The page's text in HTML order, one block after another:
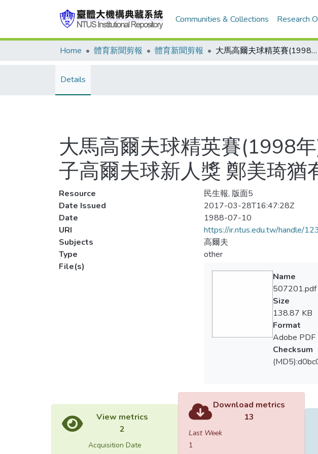
Communities & Collections Research
Home 體育新聞剪報 體育新聞剪報 大馬高爾夫球精英賽(1998年) 群雄肉搏戰 何明忠第二/摘美國女子高爾夫球新人獎 鄭美琦猶有厚望 保羅尼曼意外闖進奧運會
Details
大馬高爾夫球精英賽(1998
子高爾夫球新人獎 鄭美琦
Resource
民生報, 版面5
Date Issued
2017-03-28T16:47:28Z
Date
1988-07-10
URI
https://ir.ntus.edu.tw/handle/
Subjects
高爾夫
Type
other
File(s)
Name
507201.pdf
Size
138.87 KB
Format
Adobe PDF
Checksum
View metrics
2
Acquisition Date
Download metrics
13
Last Week
1